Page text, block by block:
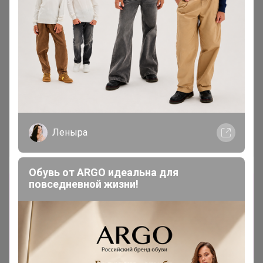
Сбор заказов в данной закупке
завершен.
К сожалению организатор еще не открыл
новую. Подпишитесь на новости закупки,
чтобы быть в курсе её открытия!
Леныра
Обувь от ARGO идеальна для
повседневной жизни!